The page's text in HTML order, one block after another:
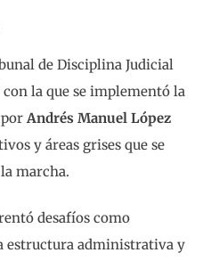
de Disciplina Judicial
la que se implementó la
Andrés Manuel López
y áreas grises que se
marcha.
desafíos como
estructura administrativa y